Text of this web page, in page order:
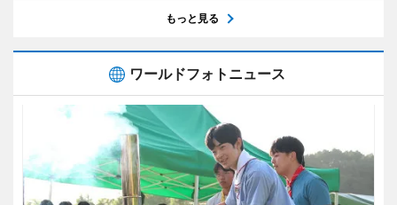
もっと見る
ワールドフォトニュース